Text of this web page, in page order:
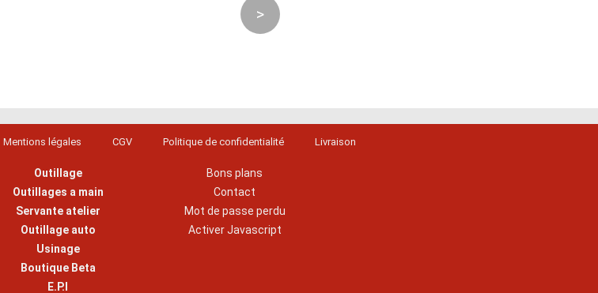
>
Mentions légales CGV Politique de confidentialité Livraison
Outillage
Outillages a main
Servante atelier
Outillage auto
Usinage
Boutique Beta
E.P.I
Bons plans
Contact
Mot de passe perdu
Activer Javascript